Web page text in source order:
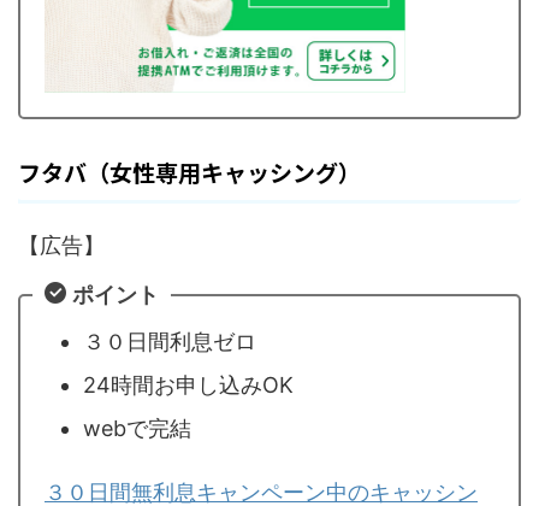
フタバ（女性専用キャッシング）
【広告】
ポイント
３０日間利息ゼロ
24時間お申し込みOK
webで完結
３０日間無利息キャンペーン中のキャッシン